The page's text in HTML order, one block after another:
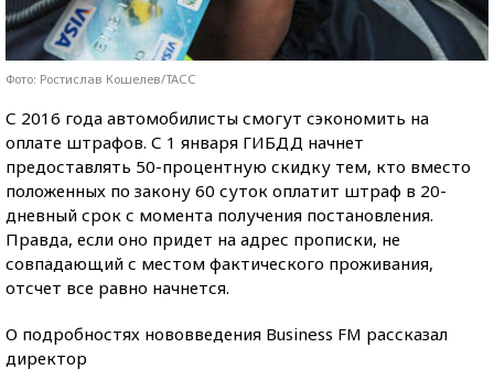
Фото: Ростислав Кошелев/ТАСС
С 2016 года автомобилисты смогут сэкономить на
оплате штрафов. С 1 января ГИБДД начнет
предоставлять 50-процентную скидку тем, кто вместо
положенных по закону 60 суток оплатит штраф в 20-
дневный срок с момента получения постановления.
Правда, если оно придет на адрес прописки, не
совпадающий с местом фактического проживания,
отсчет все равно начнется.
О подробностях нововведения Business FM рассказал
директор